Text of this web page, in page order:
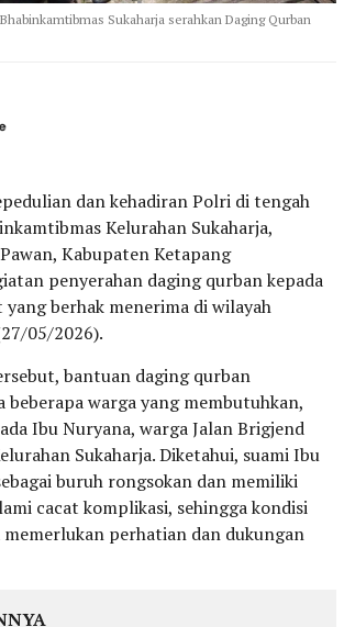
Sukaharja serahkan Daging Qurban
dan kehadiran Polri di tengah
Kelurahan Sukaharja,
Kabupaten Ketapang
penyerahan daging qurban kepada
yang berhak menerima di wilayah
05/2026).
bantuan daging qurban
beberapa warga yang membutuhkan,
Ibu Nuryana, warga Jalan Brigjend
Sukaharja. Diketahui, suami Ibu
buruh rongsokan dan memiliki
cacat komplikasi, sehingga kondisi
perhatian dan dukungan